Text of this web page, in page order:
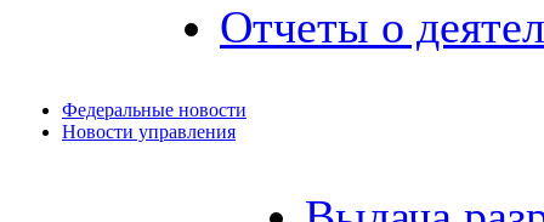
Отчеты о
Федеральные новости
Новости управления